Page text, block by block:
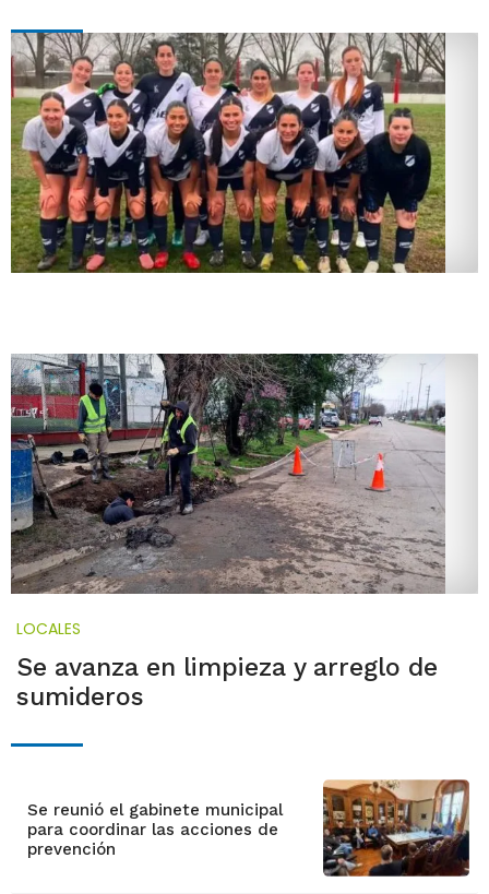
LOCALES
Se avanza en limpieza y arreglo de
sumideros
Se reunió el gabinete municipal
para coordinar las acciones de
prevención